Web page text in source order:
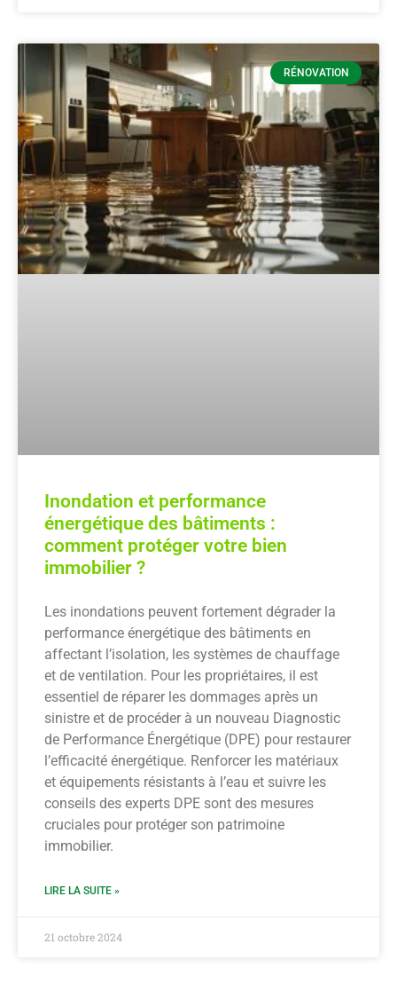
RÉNOVATION
Inondation et performance
énergétique des bâtiments :
comment protéger votre bien
immobilier ?
Les inondations peuvent fortement dégrader la
performance énergétique des bâtiments en
affectant l’isolation, les systèmes de chauffage
et de ventilation. Pour les propriétaires, il est
essentiel de réparer les dommages après un
sinistre et de procéder à un nouveau Diagnostic
de Performance Énergétique (DPE) pour restaurer
l’efficacité énergétique. Renforcer les matériaux
et équipements résistants à l’eau et suivre les
conseils des experts DPE sont des mesures
cruciales pour protéger son patrimoine
immobilier.
LIRE LA SUITE »
21 octobre 2024